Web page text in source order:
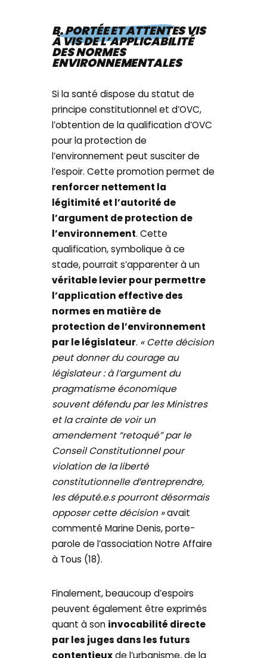
B. PORTÉE ET ATTENTES VIS
À VIS DE L’APPLICABILITÉ
DES NORMES
ENVIRONNEMENTALES
Si la santé dispose du statut de
principe constitutionnel et d’OVC,
l’obtention de la qualification d’OVC
pour la protection de
l’environnement peut susciter de
l’espoir. Cette promotion permet de
renforcer nettement la
légitimité et l’autorité de
l’argument de protection de
l’environnement. Cette
qualification, symbolique à ce
stade, pourrait s’apparenter à un
véritable levier pour permettre
l’application effective des
normes en matière de
protection de l’environnement
par le législateur. « Cette décision
peut donner du courage au
législateur : à l’argument du
pragmatisme économique
souvent défendu par les Ministres
et la crainte de voir un
amendement “retoqué” par le
Conseil Constitutionnel pour
violation de la liberté
constitutionnelle d’entreprendre,
les député.e.s pourront désormais
opposer cette décision »avait
commenté Marine Denis, porte-
parole de l’association Notre Affaire
à Tous (18).
Finalement, beaucoup d’espoirs
peuvent également être exprimés
quant à son invocabilité directe
par les juges dans les futurs